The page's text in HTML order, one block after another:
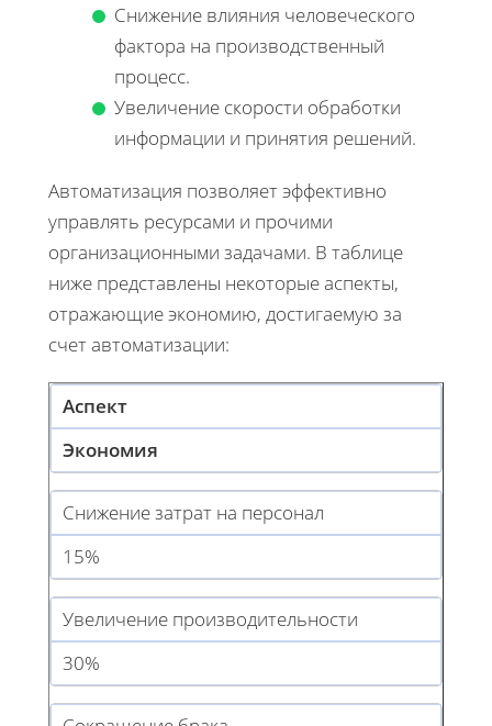
Снижение влияния человеческого
фактора на производственный
процесс.
Увеличение скорости обработки
информации и принятия решений.
Автоматизация позволяет эффективно
управлять ресурсами и прочими
организационными задачами. В таблице
ниже представлены некоторые аспекты,
отражающие экономию, достигаемую за
счет автоматизации:
Аспект
Экономия
Снижение затрат на персонал
15%
Увеличение производительности
30%